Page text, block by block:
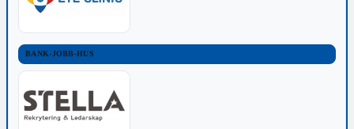
BANK-JOBB-HUS